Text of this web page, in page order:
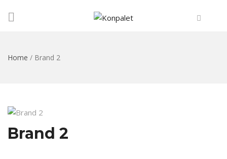
Home / Brand 2
Brand 2